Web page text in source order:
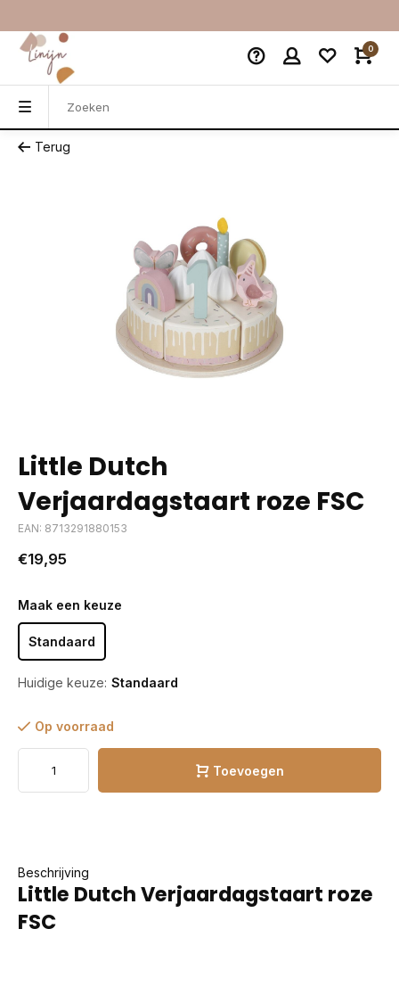
0
Terug
Little Dutch
Verjaardagstaart roze FSC
EAN: 8713291880153
€19,95
Maak een keuze
Standaard
Huidige keuze: Standaard
Op voorraad
Toevoegen
Beschrijving
Little Dutch Verjaardagstaart roze
FSC